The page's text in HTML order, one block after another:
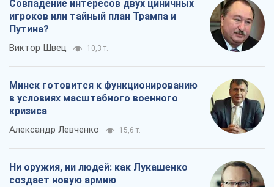
Совпадение интересов двух циничных
игроков или тайный план Трампа и
Путина?
Виктор Швец 10,3 т.
Минск готовится к функционированию
в условиях масштабного военного
кризиса
Александр Левченко 15,6 т.
Ни оружия, ни людей: как Лукашенко
создает новую армию